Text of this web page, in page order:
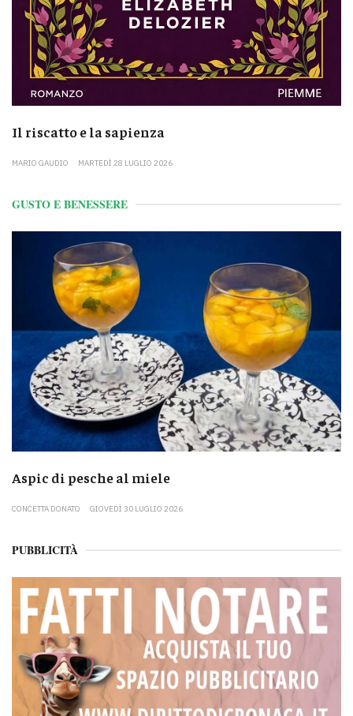
Il riscatto e la sapienza
MARIO GAUDIO MARTEDÌ 28 LUGLIO 2026
GUSTO E BENESSERE
Aspic di pesche al miele
CONCETTA DONATO GIOVEDÌ 30 LUGLIO 2026
PUBBLICITÀ